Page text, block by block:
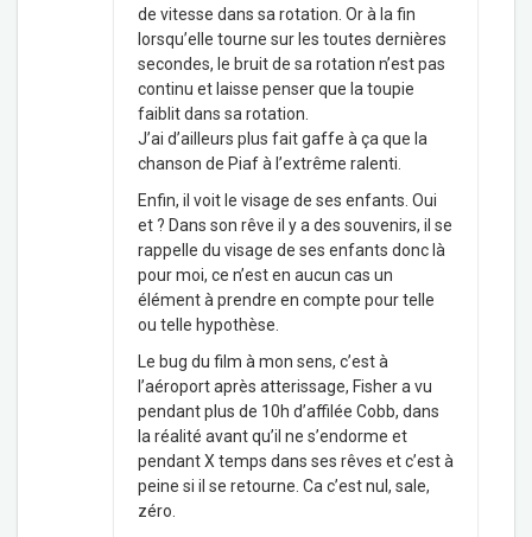
de vitesse dans sa rotation. Or à la fin
lorsqu’elle tourne sur les toutes dernières
secondes, le bruit de sa rotation n’est pas
continu et laisse penser que la toupie
faiblit dans sa rotation.
J’ai d’ailleurs plus fait gaffe à ça que la
chanson de Piaf à l’extrême ralenti.
Enfin, il voit le visage de ses enfants. Oui
et ? Dans son rêve il y a des souvenirs, il se
rappelle du visage de ses enfants donc là
pour moi, ce n’est en aucun cas un
élément à prendre en compte pour telle
ou telle hypothèse.
Le bug du film à mon sens, c’est à
l’aéroport après atterissage, Fisher a vu
pendant plus de 10h d’affilée Cobb, dans
la réalité avant qu’il ne s’endorme et
pendant X temps dans ses rêves et c’est à
peine si il se retourne. Ca c’est nul, sale,
zéro.